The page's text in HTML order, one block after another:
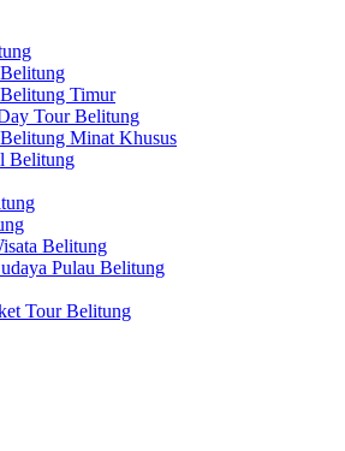
Timur
Tour Belitung
Minat Khusus
Belitung
Belitung
Pulau Belitung
Tour Belitung